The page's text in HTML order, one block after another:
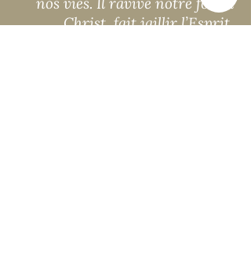
Christ, fait jaillir l’Esprit,